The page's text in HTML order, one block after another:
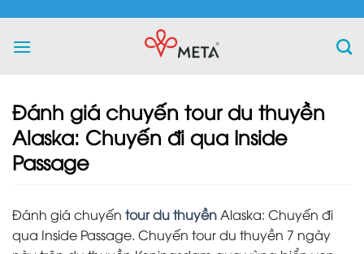
content
Đánh giá chuyến tour du thuyền
Alaska: Chuyến đi qua Inside
Passage
Đánh giá chuyến tour du thuyềnAlaska: Chuyến đi
qua Inside Passage. Chuyến tour du thuyền 7 ngày